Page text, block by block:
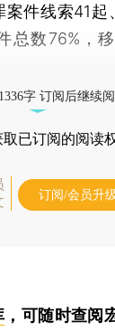
件线索41起
总数76%，
字 订阅后继续
取已订阅的阅读
订阅/会员升
，可随时查阅